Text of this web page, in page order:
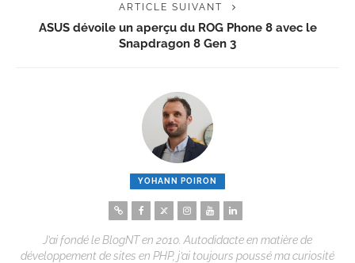
ARTICLE SUIVANT
ASUS dévoile un aperçu du ROG Phone 8 avec le
Snapdragon 8 Gen 3
YOHANN POIRON
J’ai fondé le BlogNT en 2010. Autodidacte en matière de
développement de sites en PHP, j’ai toujours poussé ma curiosité